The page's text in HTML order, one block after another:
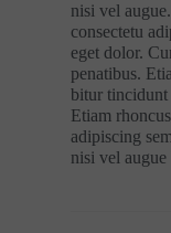
nisi vel
consectetu
eget dolor.
penatibus.
bitur tincidunt
Etiam
adipiscing
nisi vel